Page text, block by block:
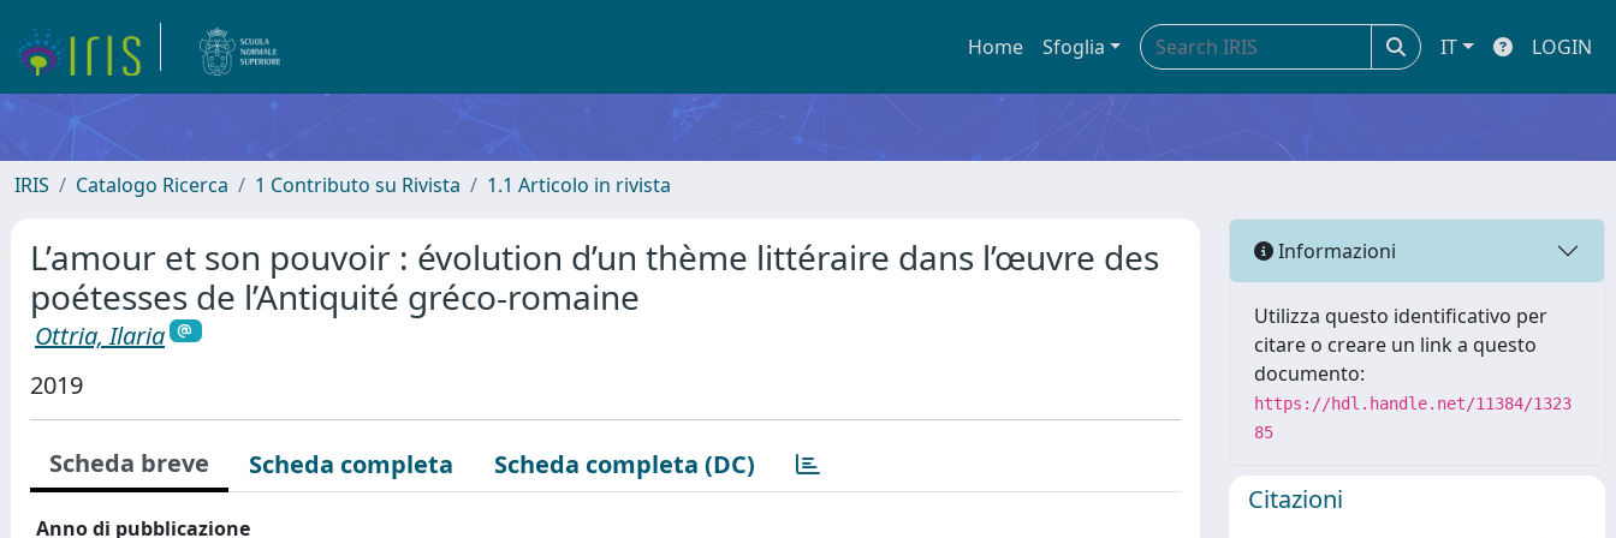
Home Sfoglia IT LOGIN
IRIS Catalogo Ricerca 1 Contributo su Rivista 1.1 Articolo in rivista
L’amour et son pouvoir : évolution d’un thème littéraire dans l’œuvre des
poétesses de l’Antiquité gréco-romaine
Ottria, Ilaria
2019
Scheda breve Scheda completa Scheda completa (DC)
Anno di pubblicazione
Informazioni
Utilizza questo identificativo per
citare o creare un link a questo
documento:
https://hdl.handle.net/11384/1323
85
Citazioni